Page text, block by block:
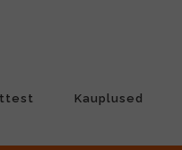
Kauplused